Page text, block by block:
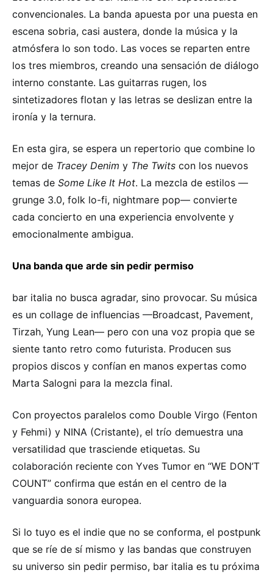
convencionales. La banda apuesta por una puesta en
escena sobria, casi austera, donde la música y la
atmósfera lo son todo. Las voces se reparten entre
los tres miembros, creando una sensación de diálogo
interno constante. Las guitarras rugen, los
sintetizadores flotan y las letras se deslizan entre la
ironía y la ternura.
En esta gira, se espera un repertorio que combine lo
mejor de Tracey Denim y The Twits con los nuevos
temas de Some Like It Hot. La mezcla de estilos —
grunge 3.0, folk lo-fi, nightmare pop— convierte
cada concierto en una experiencia envolvente y
emocionalmente ambigua.
Una banda que arde sin pedir permiso
bar italia no busca agradar, sino provocar. Su música
es un collage de influencias —Broadcast, Pavement,
Tirzah, Yung Lean— pero con una voz propia que se
siente tanto retro como futurista. Producen sus
propios discos y confían en manos expertas como
Marta Salogni para la mezcla final.
Con proyectos paralelos como Double Virgo (Fenton
y Fehmi) y NINA (Cristante), el trío demuestra una
versatilidad que trasciende etiquetas. Su
colaboración reciente con Yves Tumor en “WE DON’T
COUNT” confirma que están en el centro de la
vanguardia sonora europea.
Si lo tuyo es el indie que no se conforma, el postpunk
que se ríe de sí mismo y las bandas que construyen
su universo sin pedir permiso, bar italia es tu próxima